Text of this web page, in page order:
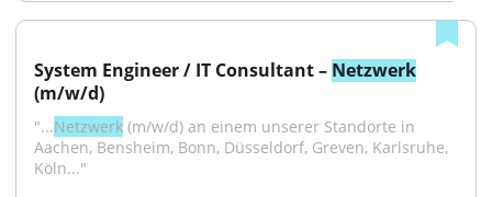
System Engineer / IT Consultant – Netzwerk
(m/w/d)
"...Netzwerk (m/w/d) an einem unserer Standorte in
Aachen, Bensheim, Bonn, Düsseldorf, Greven, Karlsruhe,
Köln..."